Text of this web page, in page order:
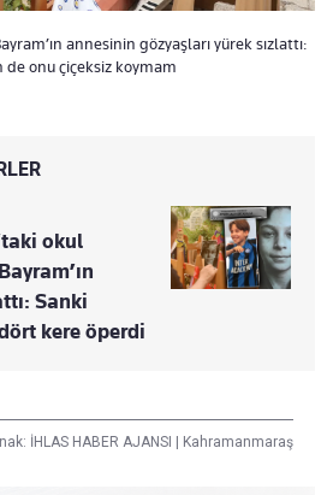
annesinin gözyaşları yürek sızlattı:
onu çiçeksiz koymam
okul
Sanki
kere öperdi
İHLAS HABER AJANSI Kahramanmaraş